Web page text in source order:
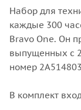
Набор для
каждые 300
Bravo One. Он
выпущенных с
номер
В комплект